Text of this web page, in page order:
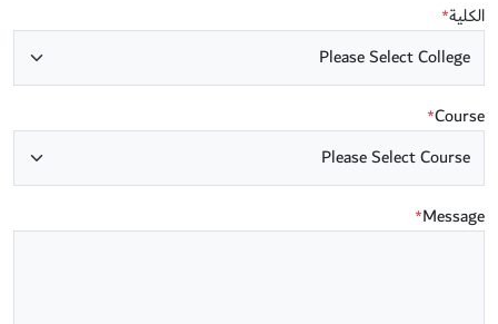
الكلية*
Course
*
Message
*